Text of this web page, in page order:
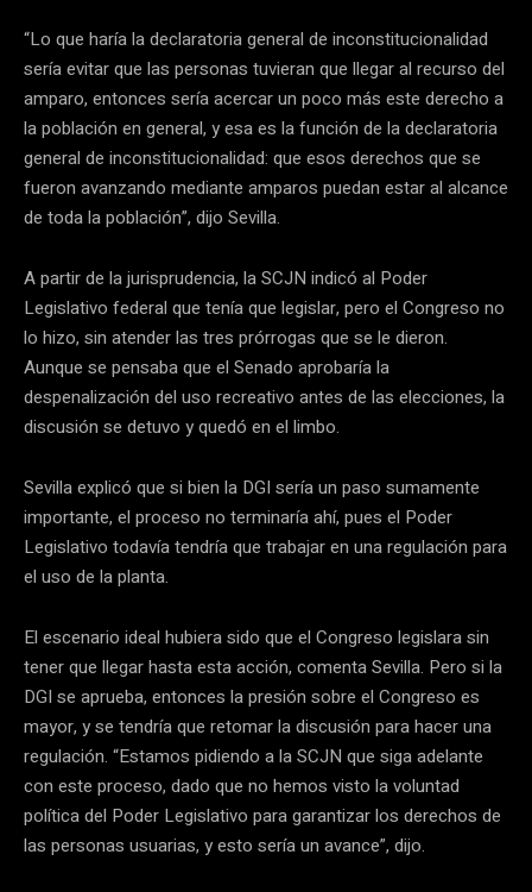
“Lo que haría la declaratoria general de inconstitucionalidad
sería evitar que las personas tuvieran que llegar al recurso del
amparo, entonces sería acercar un poco más este derecho a
la población en general, y esa es la función de la declaratoria
general de inconstitucionalidad: que esos derechos que se
fueron avanzando mediante amparos puedan estar al alcance
de toda la población”, dijo Sevilla.
A partir de la jurisprudencia, la SCJN indicó al Poder
Legislativo federal que tenía que legislar, pero el Congreso no
lo hizo, sin atender las tres prórrogas que se le dieron.
Aunque se pensaba que el Senado aprobaría la
despenalización del uso recreativo antes de las elecciones, la
discusión se detuvo y quedó en el limbo.
Sevilla explicó que si bien la DGI sería un paso sumamente
importante, el proceso no terminaría ahí, pues el Poder
Legislativo todavía tendría que trabajar en una regulación para
el uso de la planta.
El escenario ideal hubiera sido que el Congreso legislara sin
tener que llegar hasta esta acción, comenta Sevilla. Pero si la
DGI se aprueba, entonces la presión sobre el Congreso es
mayor, y se tendría que retomar la discusión para hacer una
regulación. “Estamos pidiendo a la SCJN que siga adelante
con este proceso, dado que no hemos visto la voluntad
política del Poder Legislativo para garantizar los derechos de
las personas usuarias, y esto sería un avance”, dijo.